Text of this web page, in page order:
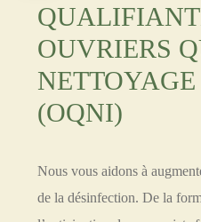
OUVRIERS
(OQNI)
Nous vous aidons à
de la désinfection. De la